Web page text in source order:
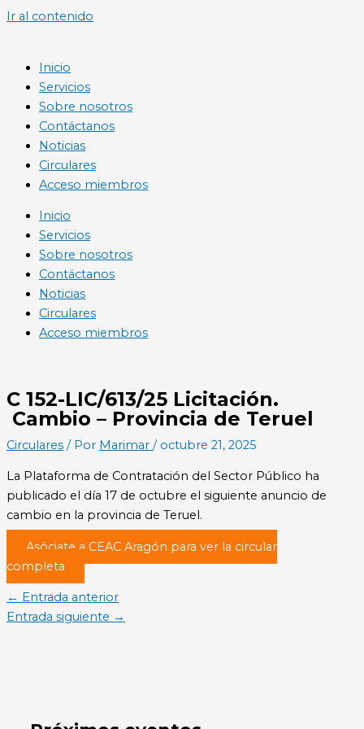
Ir al contenido
Inicio
Servicios
Sobre nosotros
Contáctanos
Noticias
Circulares
Acceso miembros
Inicio
Servicios
Sobre nosotros
Contáctanos
Noticias
Circulares
Acceso miembros
C 152-LIC/613/25 Licitación.
Cambio – Provincia de Teruel
Circulares / Por Marimar / octubre 21, 2025
La Plataforma de Contratación del Sector Público ha
publicado el día 17 de octubre el siguiente anuncio de
cambio en la provincia de Teruel.
Asóciate a CEAC Aragón para ver la circular
completa
← Entrada anterior
Entrada siguiente →